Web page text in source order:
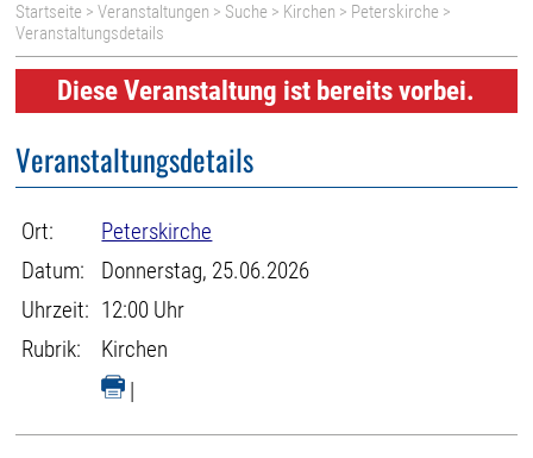
Startseite >Veranstaltungen > Suche > Kirchen > Peterskirche >
Veranstaltungsdetails
Diese Veranstaltung ist bereits vorbei.
Veranstaltungsdetails
Ort:
Peterskirche
Datum:
Donnerstag, 25.06.2026
Uhrzeit: 12:00 Uhr
Rubrik:
Kirchen
|